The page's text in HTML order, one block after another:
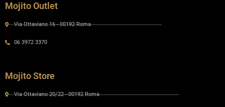
Mojito Outlet
Via Ottaviano 16 - 00192 Roma
06 3972 3370
Mojito Store
Via Ottaviano 20/22 - 00192 Roma